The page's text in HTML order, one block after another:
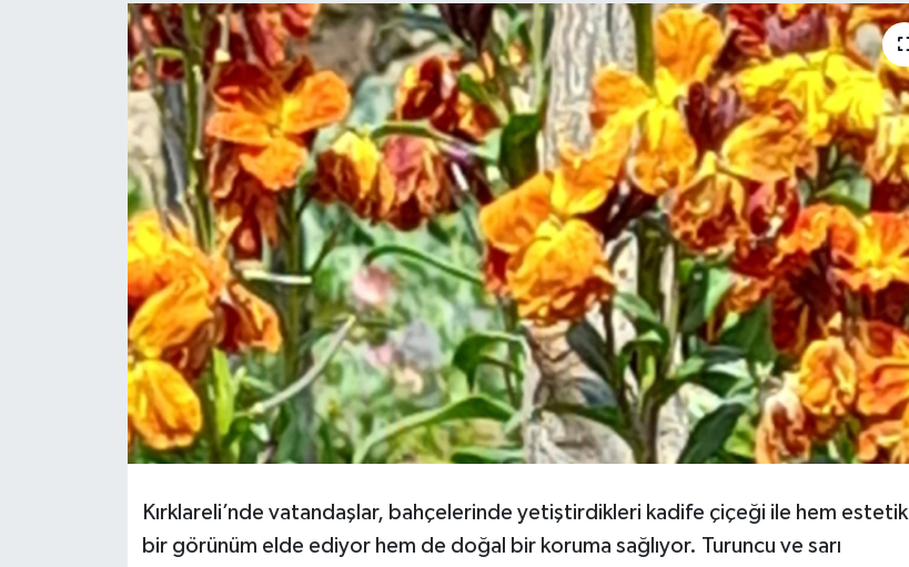
Kırklareli’nde vatandaşlar, bahçelerinde yetiştirdikleri kadife çiçeği ile hem estetik
bir görünüm elde ediyor hem de doğal bir koruma sağlıyor. Turuncu ve sarı